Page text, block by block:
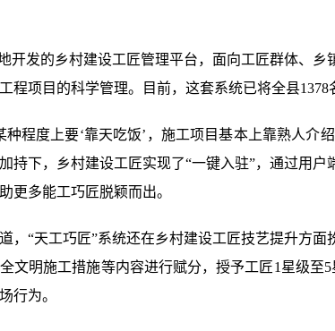
开发的乡村建设工匠管理平台，面向工匠群体、
程项目的科学管理。目前，这套系统已将全县
种程度上要‘靠天吃饭’，施工项目基本上靠熟人介
持下，乡村建设工匠实现了“一键入驻”，通过用
更多能工巧匠脱颖而出。
，“天工巧匠”系统还在乡村建设工匠技艺提升方
文明施工措施等内容进行赋分，授予工匠1星级
行为。